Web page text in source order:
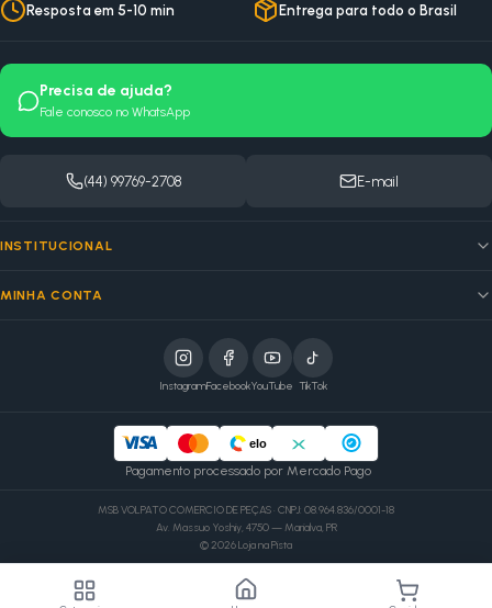
Resposta em 5-10 min Entrega para todo o Brasil
Precisa de ajuda?
Fale conosco no WhatsApp
(44) 99769-2708 E-mail
INSTITUCIONAL
MINHA CONTA
InstagramFacebookYouTube TikTok
elo
Pagamento processado por Mercado Pago
MSB VOLPATO COMERCIO DE PEÇAS · CNPJ: 08.964.836/0001-18
Av. Massuo Yoshiy, 4750 — Marialva, PR
©2026Loja na Pista